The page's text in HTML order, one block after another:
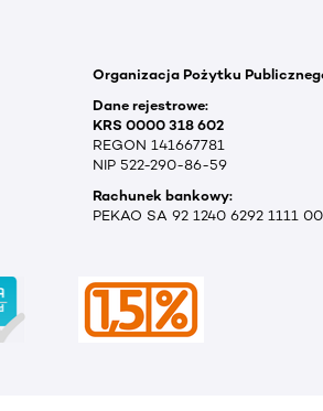
Organizacja Pożytku
Dane rejestrowe:
KRS 0000 318 602
REGON 141667781
NIP 522-290-86-59
Rachunek bankowy:
PEKAO SA 92 1240 6292 1111